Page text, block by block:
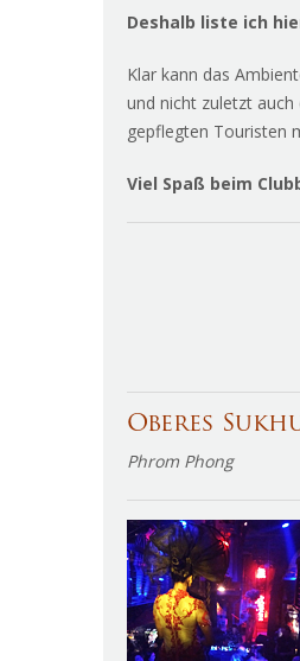
Deshalb liste ich
Klar kann das
und nicht zuletzt
gepflegten Touristen
Viel Spaß beim
Oberes
Phrom Phong